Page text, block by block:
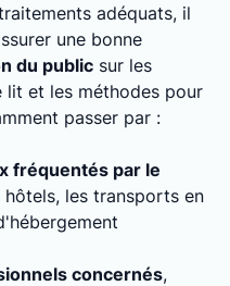
adéquats, il
une bonne
du public sur les
lit et les méthodes pour
passer par :
fréquentés par le
hôtels, les transports en
concernés,